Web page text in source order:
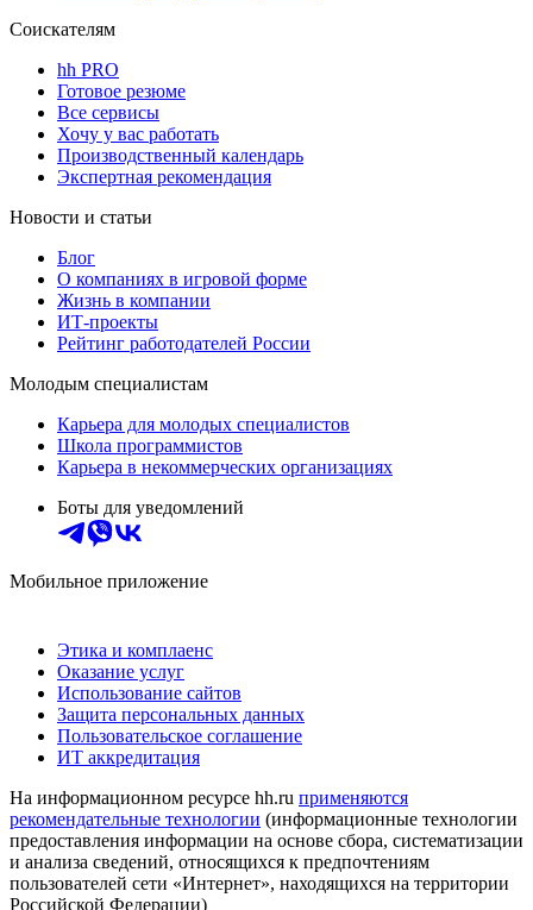
Соискателям
hh PRO
Готовое резюме
Все сервисы
Хочу у вас работать
Производственный календарь
Экспертная рекомендация
Новости и статьи
Блог
О компаниях в игровой форме
Жизнь в компании
ИТ-проекты
Рейтинг работодателей России
Молодым специалистам
Карьера для молодых специалистов
Школа программистов
Карьера в некоммерческих организациях
Боты для уведомлений
Мобильное приложение
Этика и комплаенс
Оказание услуг
Использование сайтов
Защита персональных данных
Пользовательское соглашение
ИТ аккредитация
На информационном ресурсе hh.ru применяются
рекомендательные технологии (информационные технологии
предоставления информации на основе сбора, систематизации
и анализа сведений, относящихся к предпочтениям
пользователей сети «Интернет», находящихся на территории
Российской Федерации)